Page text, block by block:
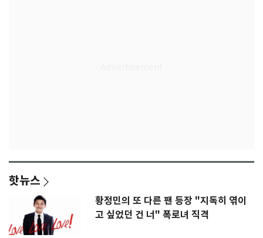
핫뉴스
황정민의 또 다른 팬 등장 "지독히 엮이
고 싶었던 건 너" 폭로녀 직격